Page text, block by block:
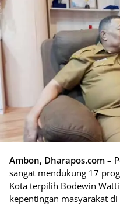
Ambon, Dharapos.com –
sangat mendukung 17
Kota terpilih Bodewin
kepentingan masyarakat